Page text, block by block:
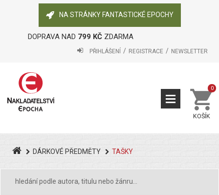
NA STRÁNKY FANTASTICKÉ EPOCHY
DOPRAVA NAD 799 KČZDARMA
PŘIHLÁŠENÍ REGISTRACE NEWSLETTER
KOŠÍK
0
DÁRKOVÉ PŘEDMĚTY TAŠKY